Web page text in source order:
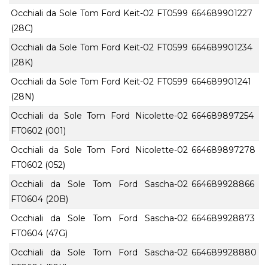
Occhiali da Sole Tom Ford Keit-02 FT0599
(28C)
664689901227
Occhiali da Sole Tom Ford Keit-02 FT0599
(28K)
664689901234
Occhiali da Sole Tom Ford Keit-02 FT0599
(28N)
664689901241
Occhiali da Sole Tom Ford Nicolette-02
FT0602 (001)
664689897254
Occhiali da Sole Tom Ford Nicolette-02
FT0602 (052)
664689897278
Occhiali da Sole Tom Ford Sascha-02
FT0604 (20B)
664689928866
Occhiali da Sole Tom Ford Sascha-02
FT0604 (47G)
664689928873
Occhiali da Sole Tom Ford Sascha-02 664689928880